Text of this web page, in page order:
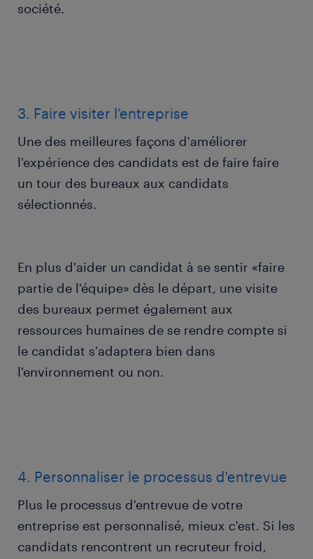
société.
3. Faire visiter l’entreprise
Une des meilleures façons d'améliorer
l'expérience des candidats est de faire faire
un tour des bureaux aux candidats
sélectionnés.
En plus d'aider un candidat à se sentir «faire
partie de l'équipe» dès le départ, une visite
des bureaux permet également aux
ressources humaines de se rendre compte si
le candidat s'adaptera bien dans
l'environnement ou non.
4. Personnaliser le processus d'entrevue
Plus le processus d'entrevue de votre
entreprise est personnalisé, mieux c'est. Si les
candidats rencontrent un recruteur froid,